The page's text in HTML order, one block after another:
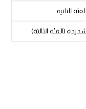
الثانية
(الفئة الثالثة)